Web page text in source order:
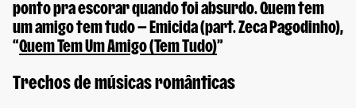
ponto pra escorar quando foi absurdo. Quem tem
um amigo tem tudo— Emicida (part. Zeca Pagodinho),
“Quem Tem Um Amigo (Tem Tudo)”
Trechos de músicas românticas